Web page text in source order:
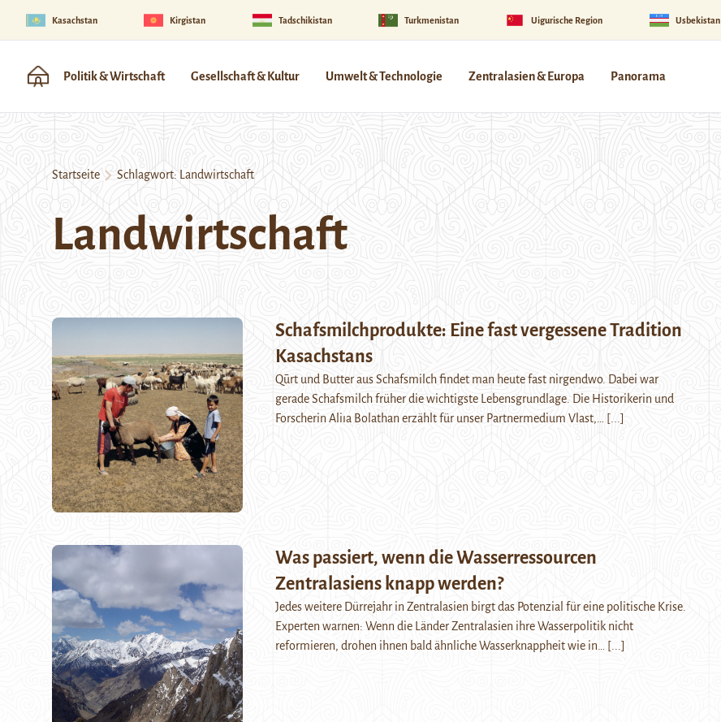
Kasachstan Kirgistan Tadschikistan Turkmenistan Uigurische Region Usbekistan
Politik & Wirtschaft Gesellschaft & Kultur Umwelt & Technologie Zentralasien & Europa Panorama
Startseite Schlagwort: Landwirtschaft
Landwirtschaft
Schafsmilchprodukte: Eine fast vergessene Tradition
Kasachstans
Qūrt und Butter aus Schafsmilch findet man heute fast nirgendwo. Dabei war
gerade Schafsmilch früher die wichtigste Lebensgrundlage. Die Historikerin und
Forscherin Aliıa Bolathan erzählt für unser Partnermedium Vlast,…
[...]
Was passiert, wenn die Wasserressourcen
Zentralasiens knapp werden?
Jedes weitere Dürrejahr in Zentralasien birgt das Potenzial für eine politische Krise.
Experten warnen: Wenn die Länder Zentralasien ihre Wasserpolitik nicht
reformieren, drohen ihnen bald ähnliche Wasserknappheit wie in…
[...]